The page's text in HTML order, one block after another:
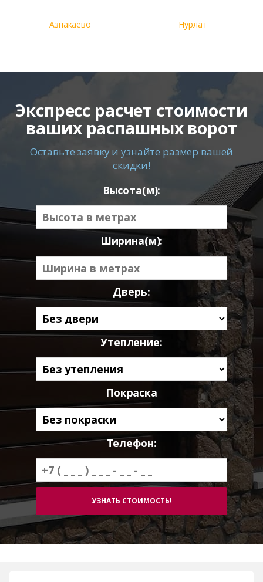
Азнакаево Нурлат
Экспресс расчет стоимости
ваших распашных ворот
Оставьте заявку и узнайте размер вашей
скидки!
Высота(м):
Ширина(м):
Дверь:
Утепление:
Покраска
Телефон: